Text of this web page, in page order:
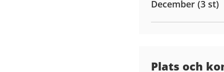
December (3 st)
Plats och